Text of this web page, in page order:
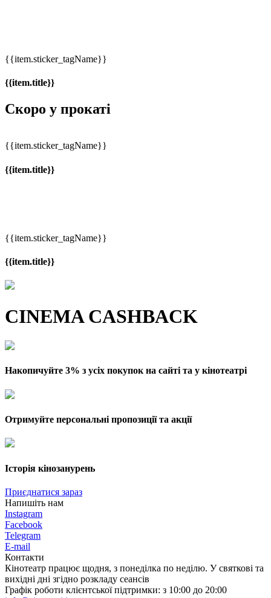
{{item.sticker_tagName}}
{{item.title}}
Скоро у прокаті
{{item.sticker_tagName}}
{{item.title}}
{{item.sticker_tagName}}
{{item.title}}
CINEMA CASHBACK
Накопичуйте 3% з усіх покупок на сайті та у кінотеатрі
Отримуйте персональні пропозиції та акції
Історія кінозанурень
Приєднатися зараз
Напишіть нам
Instagram
Facebook
Telegram
E-mail
Контакти
Кінотеатр працює щодня, з понеділка по неділю. У святкові та
вихідні дні згідно розкладу сеансів
Графік роботи клієнтської підтримки: з 10:00 до 20:00